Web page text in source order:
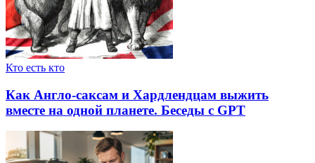
Кто есть кто
Как Англо-саксам и Хардлендцам выжить
вместе на одной планете. Беседы с GPT